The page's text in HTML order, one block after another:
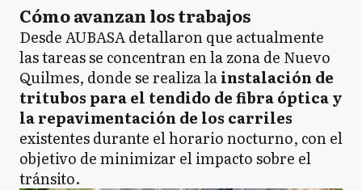
Cómo avanzan los trabajos
Desde AUBASA detallaron que actualmente
las tareas se concentran en la zona de Nuevo
Quilmes, donde se realiza lainstalación de
tritubos para el tendido de fibra óptica y
la repavimentación de los carriles
existentes durante el horario nocturno, con el
objetivo de minimizar el impacto sobre el
tránsito.